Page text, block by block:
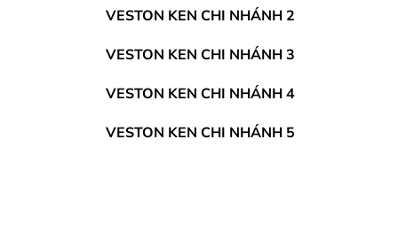
VESTON KEN CHI NHÁNH 2
VESTON KEN CHI NHÁNH 3
VESTON KEN CHI NHÁNH 4
VESTON KEN CHI NHÁNH 5